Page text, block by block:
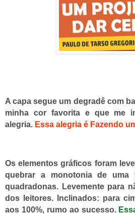
A capa segue um degradê com
minha cor favorita e que me
alegria. Essa alegria é Fazendo
Os elementos gráficos foram
quebrar a monotonia de
quadradonas. Levemente para
dos leitores. Inclinados: para
aos 100%, rumo ao sucesso.